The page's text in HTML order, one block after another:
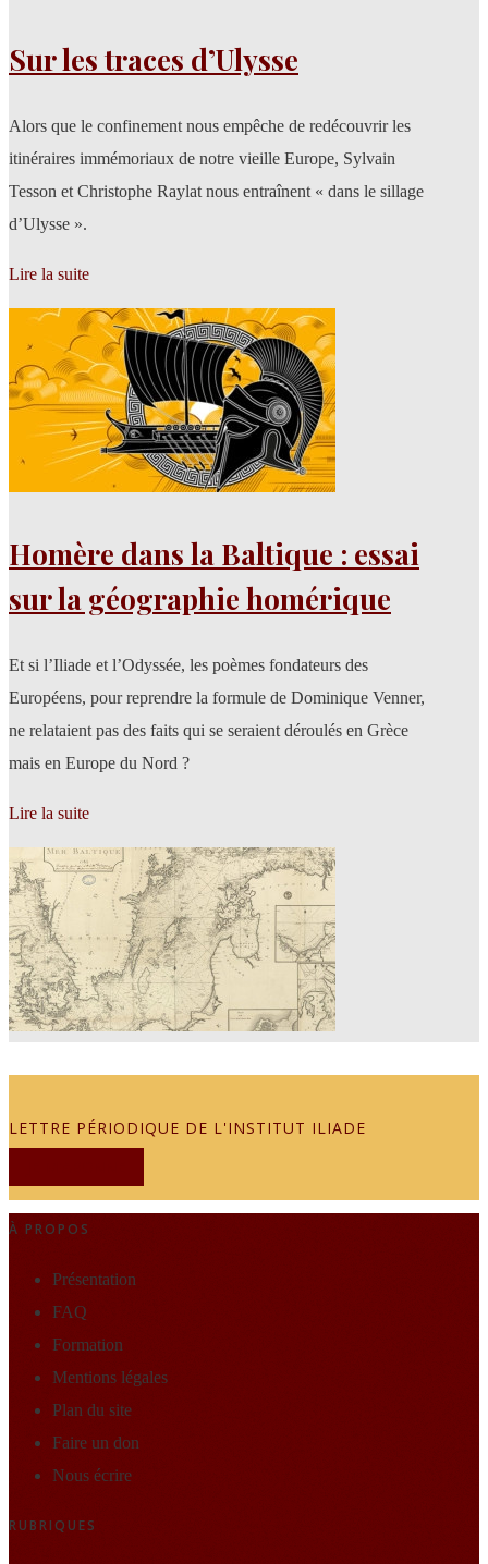
Sur les traces d’Ulysse
Alors que le confinement nous empêche de redécouvrir les
itinéraires immémoriaux de notre vieille Europe, Sylvain
Tesson et Christophe Raylat nous entraînent « dans le sillage
d’Ulysse ».
Lire la suite
Homère dans la Baltique : essai
sur la géographie homérique
Et si l’Iliade et l’Odyssée, les poèmes fondateurs des
Européens, pour reprendre la formule de Dominique Venner,
ne relataient pas des faits qui se seraient déroulés en Grèce
mais en Europe du Nord ?
Lire la suite
LETTRE PÉRIODIQUE DE L'INSTITUT ILIADE
À PROPOS
Présentation
FAQ
Formation
Mentions légales
Plan du site
Faire un don
Nous écrire
RUBRIQUES